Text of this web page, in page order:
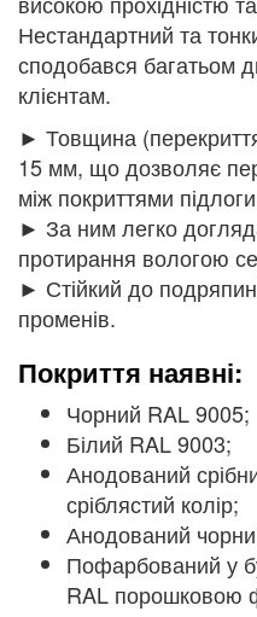
Нестандартний та
сподобався багатьом
клієнтам.
► Товщина
15 мм, що дозволяє
між покриттями
► За ним легко
протирання вологою
► Стійкий до
променів.
Покриття наявні:
Чорний RAL 9005;
Білий RAL 9003;
Анодований
сріблястий колір;
Анодований
Пофарбований у
RAL порошковою